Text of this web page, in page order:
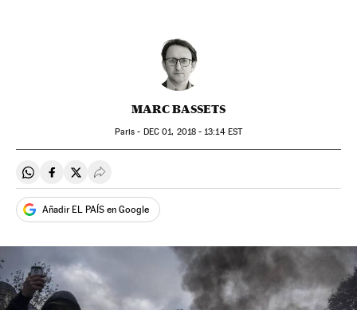
MARC BASSETS
Paris - DEC 01, 2018 - 13:14EST
Compartir en Whatsapp
Compartir en Facebook
Compartir en Twitter
Desplegar Redes Sociales
Añadir EL PAÍS en Google